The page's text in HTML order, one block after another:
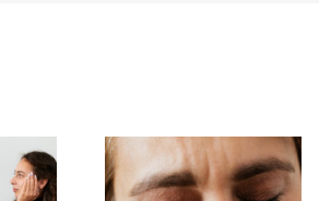
est-il